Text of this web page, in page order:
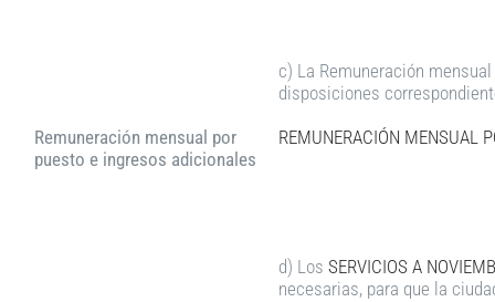
Remuneración mensual por
puesto e ingresos adicionales
c) La Remuneración
disposiciones
REMUNERACIÓN MENSUAL
d) Los SERVICIOS A
necesarias, para que la